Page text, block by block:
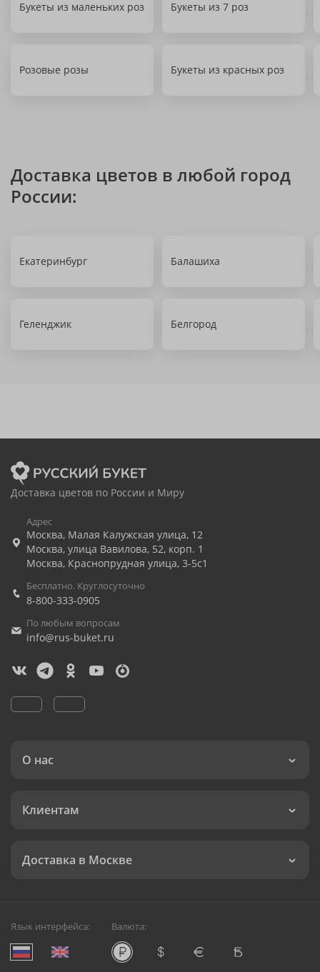
Букеты из маленьких роз Букеты из 7 роз
Розовые розы Букеты из красных роз
Доставка цветов в любой город
России:
Екатеринбург Балашиха
Геленджик Белгород
Доставка цветов по России и Миру
Адрес
Москва, Малая Калужская улица, 12
Москва, улица Вавилова, 52, корп. 1
Москва, Краснопрудная улица, 3-5с1
Бесплатно. Круглосуточно
8-800-333-0905
По любым вопросам
info@rus-buket.ru
О нас
Клиентам
Доставка в Москве
Язык интерфейса: Валюта: